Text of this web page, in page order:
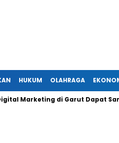
HUKUM OLAHRAGA
di Garut Dapat